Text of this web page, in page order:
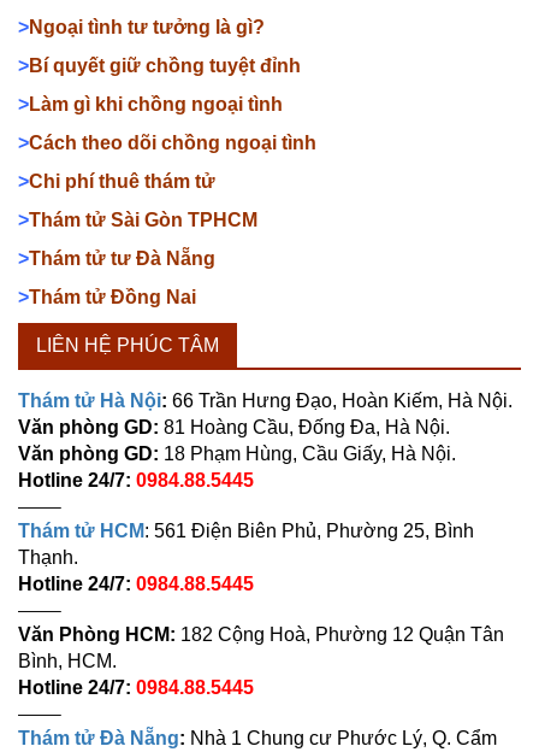
>Ngoại tình tư tưởng là gì?
>Bí quyết giữ chồng tuyệt đỉnh
>Làm gì khi chồng ngoại tình
>Cách theo dõi chồng ngoại tình
>Chi phí thuê thám tử
>Thám tử Sài Gòn TPHCM
>Thám tử tư Đà Nẵng
>Thám tử Đồng Nai
LIÊN HỆ PHÚC TÂM
Thám tử Hà Nội: 66 Trần Hưng Đạo, Hoàn Kiếm, Hà Nội.
Văn phòng GD: 81 Hoàng Cầu, Đống Đa, Hà Nội.
Văn phòng GD: 18 Phạm Hùng, Cầu Giấy, Hà Nội.
Hotline 24/7: 0984.88.5445
——–
Thám tử HCM: 561 Điện Biên Phủ, Phường 25, Bình
Thạnh.
Hotline 24/7: 0984.88.5445
——–
Văn Phòng HCM: 182 Cộng Hoà, Phường 12 Quận Tân
Bình, HCM.
Hotline 24/7: 0984.88.5445
——–
Thám tử Đà Nẵng: Nhà 1 Chung cư Phước Lý, Q. Cẩm